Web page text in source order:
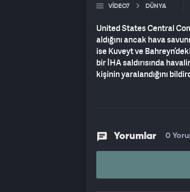
VIDEO7 DÜNYA
United States Central
aldığını ancak hava
ise Kuveyt ve
bir İHA saldırısında
kişinin yaralandığını
Yorumlar 0